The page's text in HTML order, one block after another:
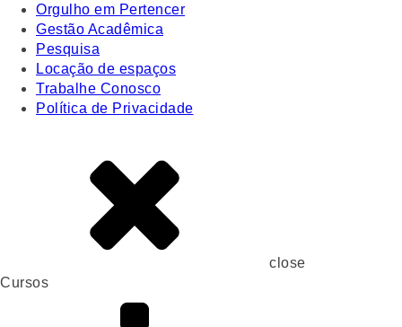
Orgulho em Pertencer
Gestão Acadêmica
Pesquisa
Locação de espaços
Trabalhe Conosco
Política de Privacidade
close
Cursos